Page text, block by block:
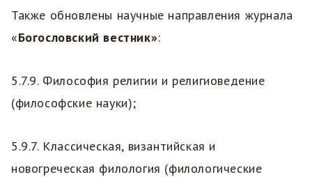
Также обновлены научные направления журнала
«Богословский вестник»:
5.7.9. Философия религии и религиоведение
(философские науки);
5.9.7. Классическая, византийская и
новогреческая филология (филологические